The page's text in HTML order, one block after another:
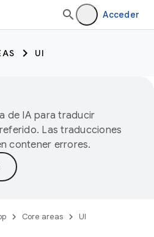
Acceder
UI
de IA para traducir
Las traducciones
contener errores.
Core areas
UI